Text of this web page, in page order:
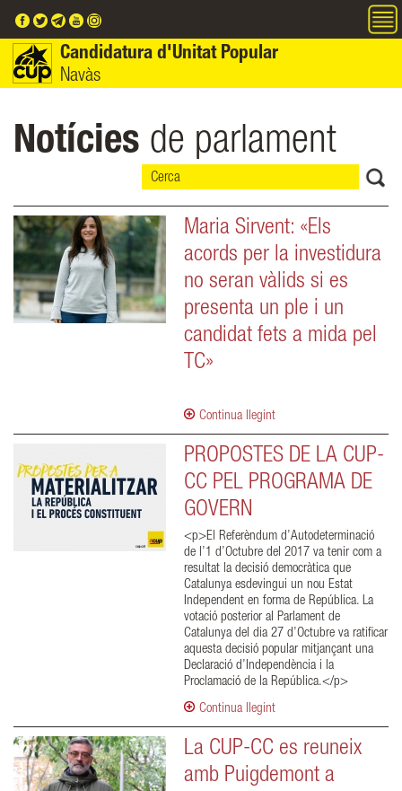
Candidatura d'Unitat Popular
Navàs
Notícies de parlament
Maria Sirvent: «Els
acords per la investidura
no seran vàlids si es
presenta un ple i un
candidat fets a mida pel
TC»
Continua llegint
PROPOSTES DE LA CUP-
CC PEL PROGRAMA DE
GOVERN
<p>El Referèndum d’Autodeterminació
de l’1 d’Octubre del 2017 va tenir com a
resultat la decisió democràtica que
Catalunya esdevingui un nou Estat
Independent en forma de República. La
votació posterior al Parlament de
Catalunya del dia 27 d’Octubre va ratificar
aquesta decisió popular mitjançant una
Declaració d’Independència i la
Proclamació de la República.</p>
Continua llegint
La CUP-CC es reuneix
amb Puigdemont a